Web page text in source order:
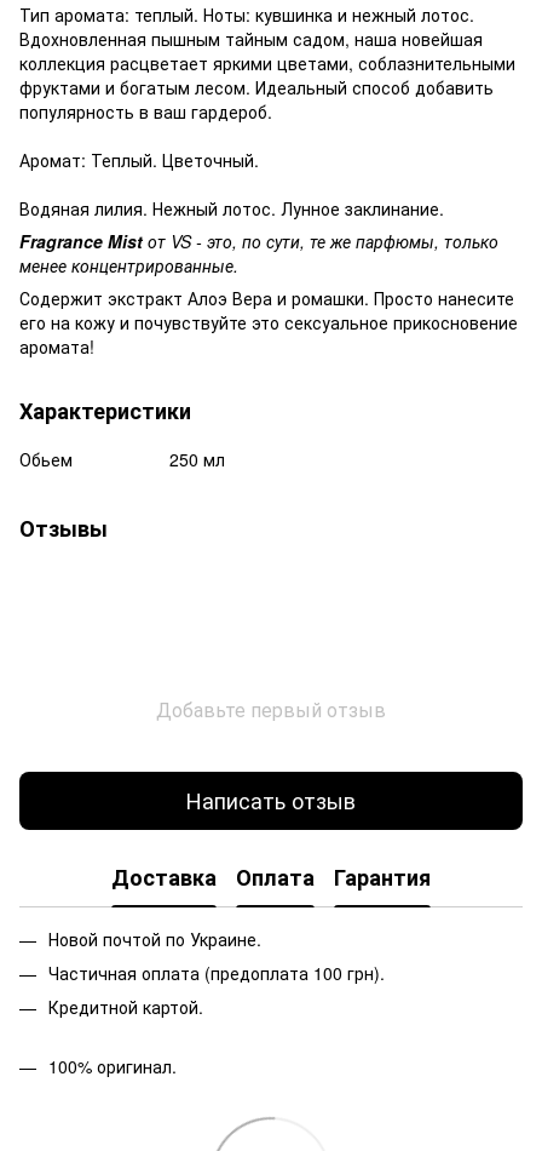
Тип аромата: теплый. Ноты: кувшинка и нежный лотос.
Вдохновленная пышным тайным садом, наша новейшая
коллекция расцветает яркими цветами, соблазнительными
фруктами и богатым лесом. Идеальный способ добавить
популярность в ваш гардероб.
Аромат: Теплый. Цветочный.
Водяная лилия. Нежный лотос. Лунное заклинание.
Fragrance Mist от VS - это, по сути, те же парфюмы, только
менее концентрированные.
Содержит экстракт Алоэ Вера и ромашки. Просто нанесите
его на кожу и почувствуйте это сексуальное прикосновение
аромата!
Характеристики
Обьем 250 мл
Отзывы
Добавьте первый отзыв
Написать отзыв
Доставка Оплата Гарантия
Новой почтой по Украине.
Частичная оплата (предоплата 100 грн).
Кредитной картой.
100% оригинал.